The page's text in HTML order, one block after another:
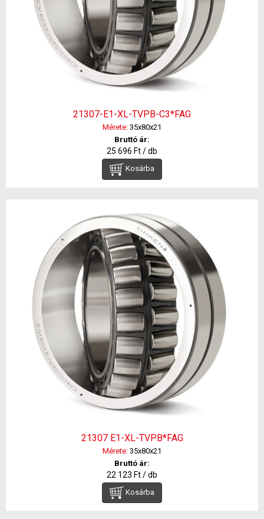
21307-E1-XL-TVPB-C3*FAG
Mérete: 35x80x21
Bruttó ár:
25 696 Ft / db
Kosárba
21307 E1-XL-TVPB*FAG
Mérete: 35x80x21
Bruttó ár:
22 123 Ft / db
Kosárba